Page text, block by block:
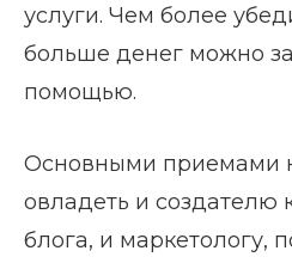
услуги. Чем более
больше денег можно
помощью.
Основными приемами
овладеть и создателю
блога, и маркетологу,